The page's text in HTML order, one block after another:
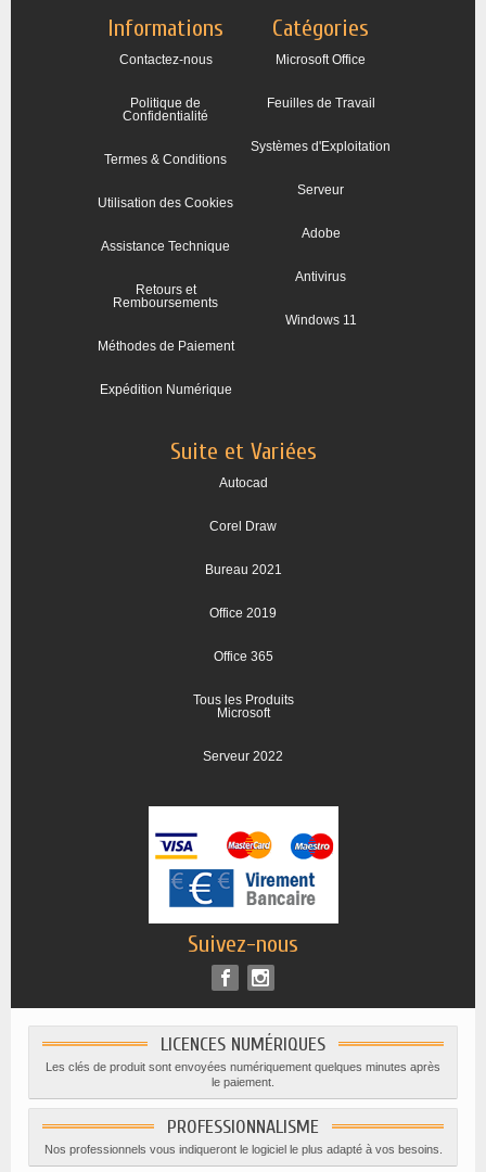
Informations
Contactez-nous
Politique de
Confidentialité
Termes & Conditions
Utilisation des Cookies
Assistance Technique
Retours et
Remboursements
Méthodes de Paiement
Expédition Numérique
Catégories
Microsoft Office
Feuilles de Travail
Systèmes d'Exploitation
Serveur
Adobe
Antivirus
Windows 11
Suite et Variées
Autocad
Corel Draw
Bureau 2021
Office 2019
Office 365
Tous les Produits
Microsoft
Serveur 2022
Suivez-nous
LICENCES NUMÉRIQUES
Les clés de produit sont envoyées numériquement quelques minutes après
le paiement.
PROFESSIONNALISME
Nos professionnels vous indiqueront le logiciel le plus adapté à vos besoins.